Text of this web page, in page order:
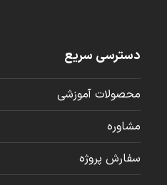
دسترسی سریع
محصولات آموزشی
مشاوره
سفارش پروژه